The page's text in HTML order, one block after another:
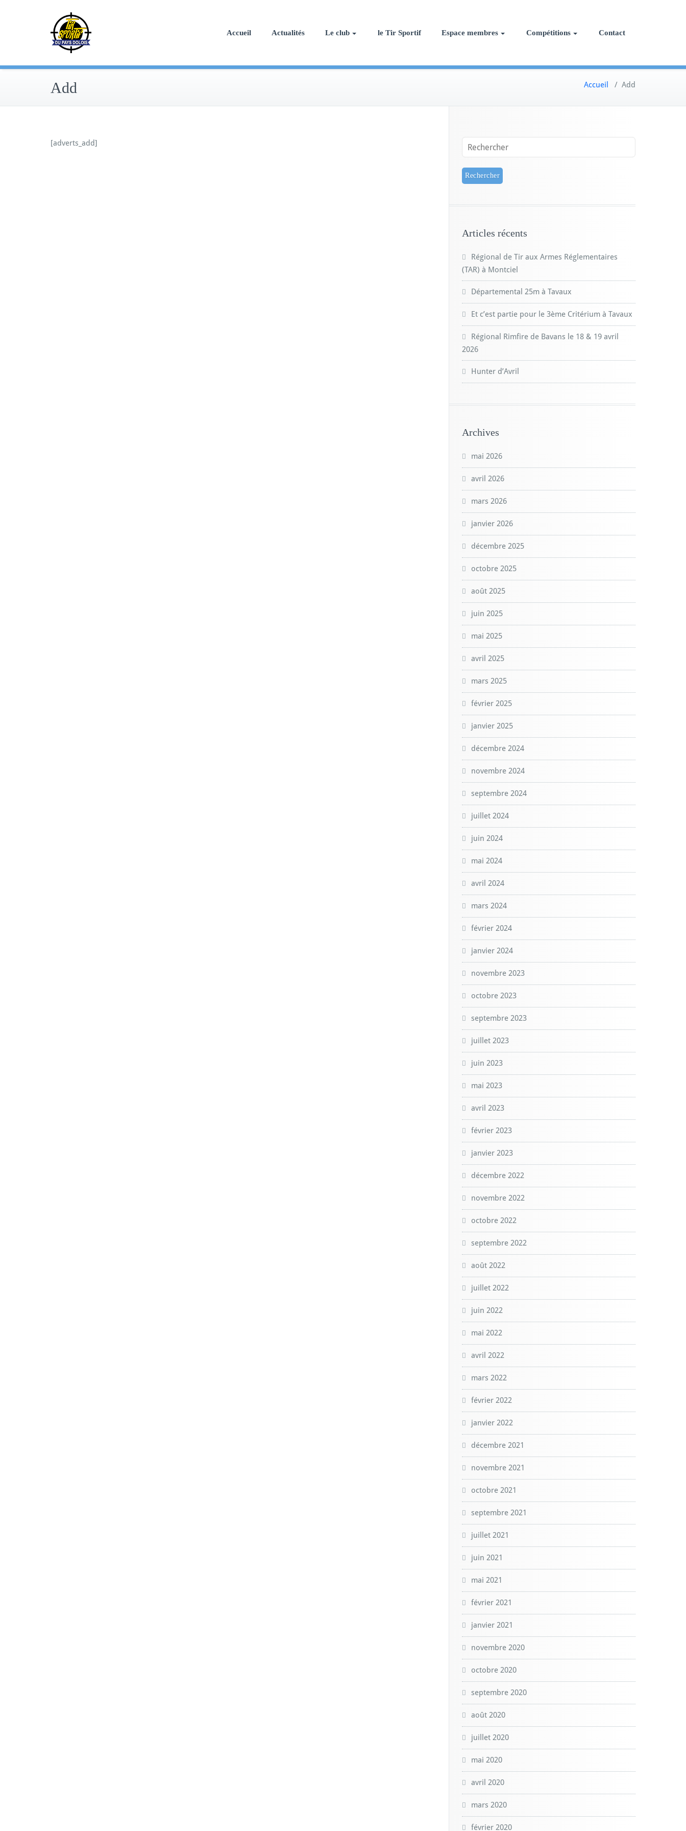
Accueil Actualités Le club le Tir Sportif Espace membres Compétitions Contact
Add Accueil / Add
[adverts_add]
Articles récents
Régional de Tir aux Armes Réglementaires
(TAR) à Montciel
Départemental 25m à Tavaux
Et c’est partie pour le 3ème Critérium à Tavaux
Régional Rimfire de Bavans le 18 & 19 avril
2026
Hunter d’Avril
Archives
mai 2026
avril 2026
mars 2026
janvier 2026
décembre 2025
octobre 2025
août 2025
juin 2025
mai 2025
avril 2025
mars 2025
février 2025
janvier 2025
décembre 2024
novembre 2024
septembre 2024
juillet 2024
juin 2024
mai 2024
avril 2024
mars 2024
février 2024
janvier 2024
novembre 2023
octobre 2023
septembre 2023
juillet 2023
juin 2023
mai 2023
avril 2023
février 2023
janvier 2023
décembre 2022
novembre 2022
octobre 2022
septembre 2022
août 2022
juillet 2022
juin 2022
mai 2022
avril 2022
mars 2022
février 2022
janvier 2022
décembre 2021
novembre 2021
octobre 2021
septembre 2021
juillet 2021
juin 2021
mai 2021
février 2021
janvier 2021
novembre 2020
octobre 2020
septembre 2020
août 2020
juillet 2020
mai 2020
avril 2020
mars 2020
février 2020